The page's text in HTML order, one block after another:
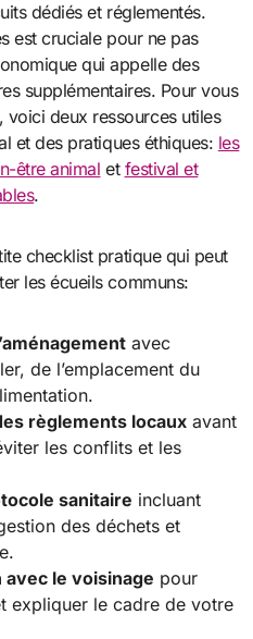
dédiés et réglementés.
est cruciale pour ne pas
qui appelle des
supplémentaires. Pour vous
deux ressources utiles
et des pratiques éthiques: les
être animal et festival et
.
checklist pratique qui peut
les écueils communs:
avec
de l’emplacement du
règlements locaux avant
les conflits et les
sanitaire incluant
des déchets et
avec le voisinage pour
expliquer le cadre de votre